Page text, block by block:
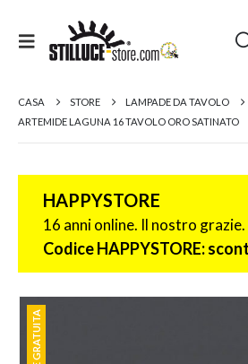
CASA STORE
LAMPADE DA TAVOLO
ARTEMIDE LAGUNA 16 TAVOLO ORO SATINATO
HAPPYSTORE
16 anni online. Il nostro grazie.
Codice HAPPYSTORE: